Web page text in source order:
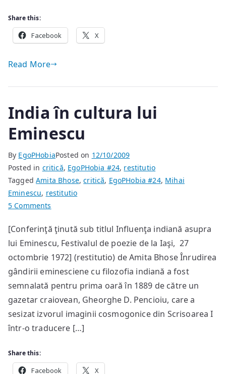
Share this:
Facebook X
Read More
India în cultura lui
Eminescu
By EgoPHobiaPosted on 12/10/2009
Posted in critică, EgoPHobia #24, restitutio
TaggedAmita Bhose,critică, EgoPHobia #24, Mihai
Eminescu, restitutio
5 Comments
în
cultura
lui
Eminescu
[Conferinţă ţinută sub titlul Influenţa indiană asupra
lui Eminescu, Festivalul de poezie de la Iaşi, 27
octombrie 1972] (restitutio) de Amita Bhose Înrudirea
gândirii eminesciene cu filozofia indiană a fost
semnalată pentru prima oară în 1889 de către un
gazetar craiovean, Gheorghe D. Pencioiu, care a
sesizat izvorul imaginii cosmogonice din Scrisoarea I
într-o traducere […]
Share this:
Facebook X